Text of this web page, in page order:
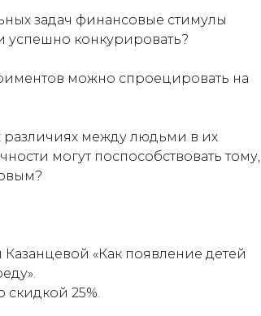
задач финансовые стимулы
успешно конкурировать?
можно спроецировать на
различиях между людьми в их
могут поспособствовать тому,
Казанцевой «Как появление детей
25%.